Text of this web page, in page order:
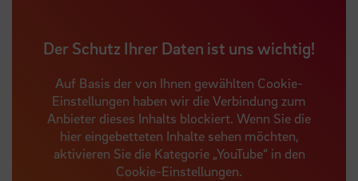
Der Schutz Ihrer Daten ist uns wichtig!
Auf Basis der von Ihnen gewählten Cookie-
Einstellungen haben wir die Verbindung zum
Anbieter dieses Inhalts blockiert. Wenn Sie die
hier eingebetteten Inhalte sehen möchten,
aktivieren Sie die Kategorie „YouTube“ in den
Cookie-Einstellungen.